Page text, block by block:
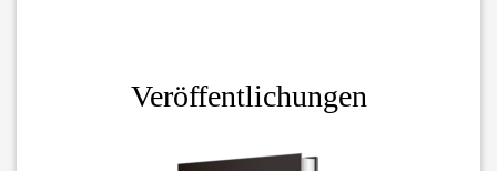
Veröffentlichungen